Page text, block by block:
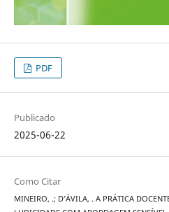
PDF
Publicado
2025-06-22
Como Citar
MINEIRO, .; D’ÁVILA, . A PRÁTICA